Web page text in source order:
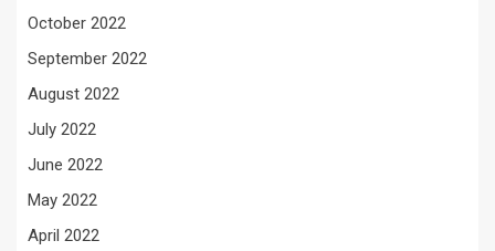
October 2022
September 2022
August 2022
July 2022
June 2022
May 2022
April 2022